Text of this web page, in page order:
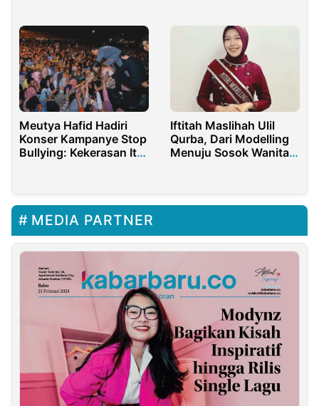
Meutya Hafid Hadiri
Konser Kampanye Stop
Bullying: Kekerasan Itu
Iftitah Maslihah Ulil
Qurba, Dari Modelling
Menuju Sosok Wanita
MEDIA PARTNER